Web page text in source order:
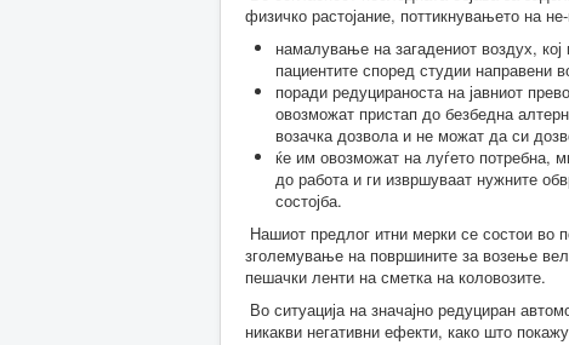
физичко растојание, поттикнувањето на
намалување на загадениот воздух,
пациентите според студии направени
поради редуцираноста на јавниот
овозможат пристап до безбедна
возачка дозвола и не можат да си
ќе им овозможат на луѓето потребна,
до работа и ги извршуваат нужните
состојба.
Нашиот предлог итни мерки се состои во
зголемување на површините за возење
пешачки ленти на сметка на коловозите.
Во ситуација на значајно редуциран
никакви негативни ефекти, како што